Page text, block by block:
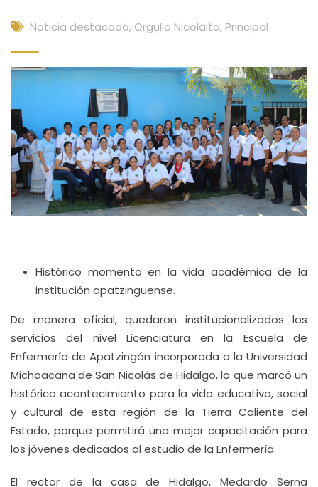
Noticia destacada, Orgullo Nicolaita, Principal
Histórico momento en la vida académica de la
institución apatzinguense.
De manera oficial, quedaron institucionalizados los
servicios del nivel Licenciatura en la Escuela de
Enfermería de Apatzingán incorporada a la Universidad
Michoacana de San Nicolás de Hidalgo, lo que marcó un
histórico acontecimiento para la vida educativa, social
y cultural de esta región de la Tierra Caliente del
Estado, porque permitirá una mejor capacitación para
los jóvenes dedicados al estudio de la Enfermería.
El rector de la casa de Hidalgo, Medardo Serna